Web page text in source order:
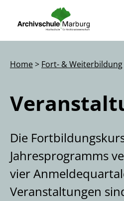
Beruf Archivarin / Archivar
Studienprojekte
Transferarbeiten
Für Studierende
Fort- & Weiterbildung
Veranstaltungsportal
Informationen
Lehrende
Home> Fort- & Weiterbildung
Die
Jahresprogramms
vier
Veranstaltungen